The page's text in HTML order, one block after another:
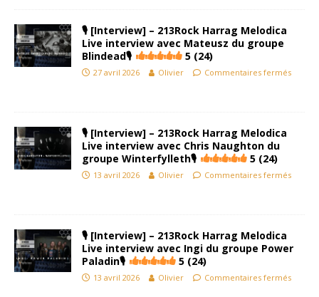
🎙 [Interview] – 213Rock Harrag Melodica
Live interview avec Mateusz du groupe
Blindead🎙
5 (24)
27 avril 2026 Olivier Commentaires fermés
🎙 [Interview] – 213Rock Harrag Melodica
Live interview avec Chris Naughton du
groupe Winterfylleth🎙
5 (24)
13 avril 2026 Olivier Commentaires fermés
🎙 [Interview] – 213Rock Harrag Melodica
Live interview avec Ingi du groupe Power
Paladin🎙
5 (24)
13 avril 2026 Olivier Commentaires fermés